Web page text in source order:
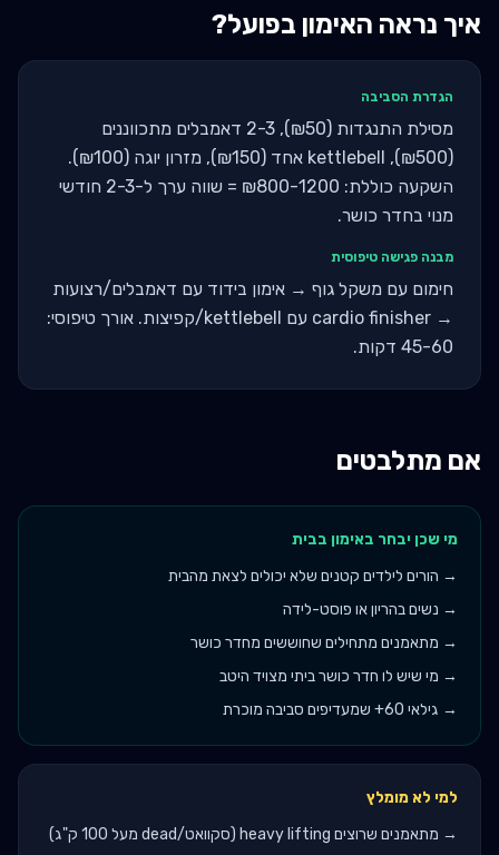
איך נראה האימון בפועל?
הגדרת הסביבה
מסילת התנגדות (₪50), 2-3 דאמבלים מתכווננים
(₪500), kettlebell אחד (₪150), מזרון יוגה (₪100).
השקעה כוללת: ₪800-1200 = שווה ערך ל-2-3 חודשי
מנוי בחדר כושר.
מבנה פגישה טיפוסית
חימום עם משקל גוף → אימון בידוד עם דאמבלים/רצועות
→ cardio finisher עם kettlebell/קפיצות. אורך טיפוסי:
45-60 דקות.
אם מתלבטים
מי שכן יבחר באימון בבית
→ הורים לילדים קטנים שלא יכולים לצאת מהבית
→ נשים בהריון או פוסט-לידה
→ מתאמנים מתחילים שחוששים מחדר כושר
→ מי שיש לו חדר כושר ביתי מצויד היטב
→ גילאי 60+ שמעדיפים סביבה מוכרת
למי לא מומלץ
→ מתאמנים שרוצים heavy lifting (סקוואט/dead מעל 100 ק"ג)